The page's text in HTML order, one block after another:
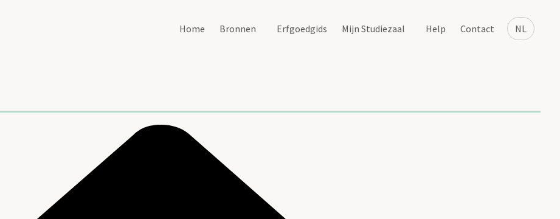
NL
Home Bronnen Erfgoedgids Mijn Studiezaal Help Contact